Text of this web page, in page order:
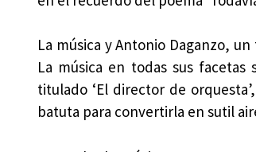
La música y Antonio Daganzo,
La música en todas sus
titulado ‘El director de
batuta para convertirla en sutil